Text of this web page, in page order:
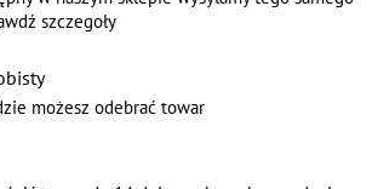
szczegoły
możesz odebrać towar